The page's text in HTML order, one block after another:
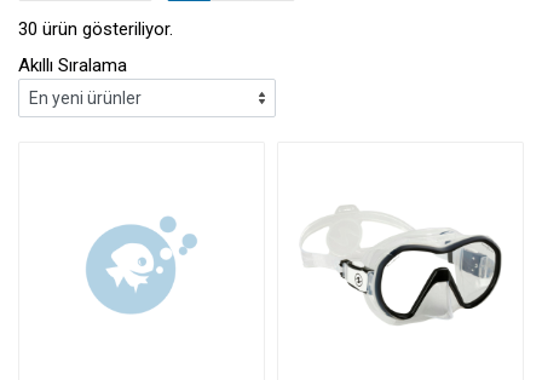
30 ürün gösteriliyor.
Akıllı Sıralama